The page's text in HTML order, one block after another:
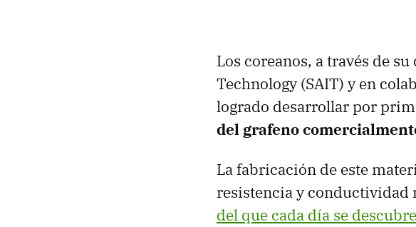
Los coreanos, a través de
Technology (SAIT) y en
logrado desarrollar por
del grafeno
La fabricación de este
resistencia y conductividad
del que cada día se